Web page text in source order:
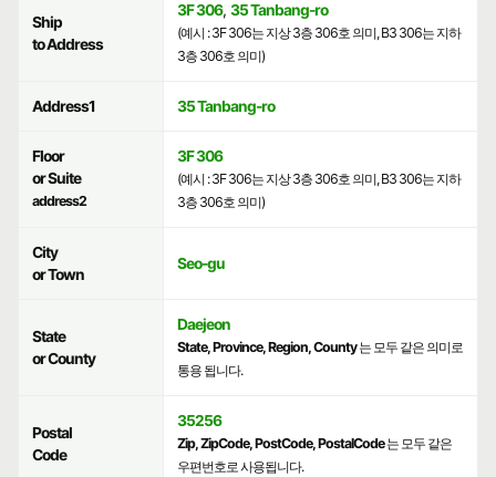
Ship
to Address
3F 306, 35 Tanbang-ro
(예시 : 3F 306는 지상 3층 306호 의미, B3 306는 지하
3층 306호 의미)
Address1 35 Tanbang-ro
Floor
or Suite
address2
3F 306
(예시 : 3F 306는 지상 3층 306호 의미, B3 306는 지하
3층 306호 의미)
City
or Town
Seo-gu
State
or County
Daejeon
State, Province, Region, County는 모두 같은 의미로
통용 됩니다.
Postal
Code
35256
Zip, ZipCode, PostCode, PostalCode는 모두 같은
우편번호로 사용됩니다.